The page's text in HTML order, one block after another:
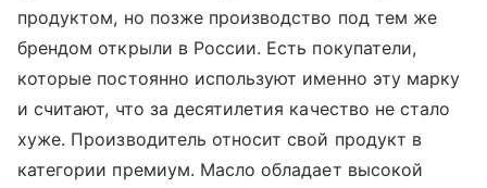
продуктом, но позже производство под тем же
брендом открыли в России. Есть покупатели,
которые постоянно используют именно эту марку
и считают, что за десятилетия качество не стало
хуже. Производитель относит свой продукт в
категории премиум. Масло обладает высокой